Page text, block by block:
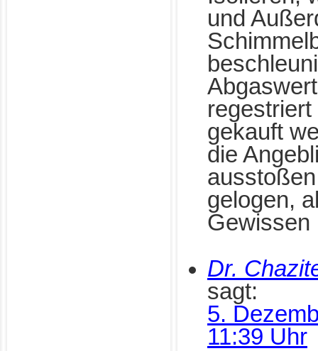
und
gekauft
die
gelogen,
Gewissen
Dr.
sagt:
5.
11:39 Uhr